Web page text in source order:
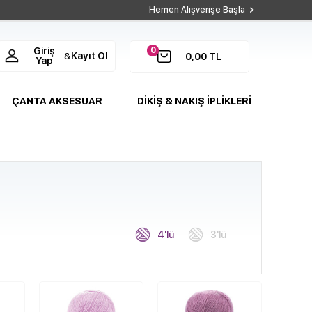
Hemen Alışverişe Başla >
0
0,00 TL
Giriş
Yap
& Kayıt Ol
ÇANTA AKSESUAR DİKİŞ & NAKIŞ İPLİKLERİ
4'lü 3'lü